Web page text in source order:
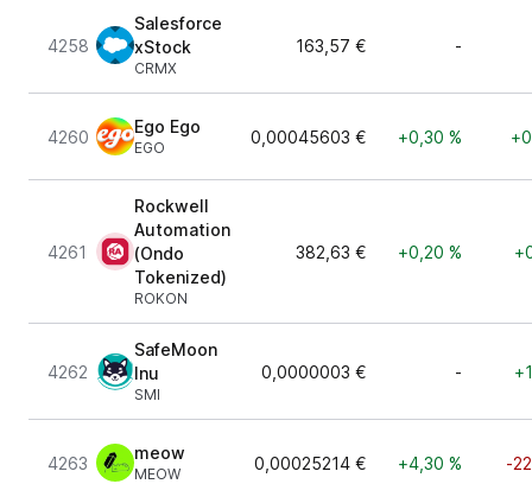
4258
Salesforce
xStock
CRMX
163,57 € -
4260
Ego Ego
EGO
0,00045603 € +0,30 %
4261
Rockwell
Automation
(Ondo
Tokenized)
ROKON
382,63 € +0,20 %
4262
SafeMoon
Inu
SMI
0,0000003 € -
4263
meow
MEOW
0,00025214 € +4,30 % -